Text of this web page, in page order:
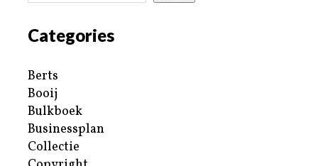
Categories
Berts
Booij
Bulkboek
Businessplan
Collectie